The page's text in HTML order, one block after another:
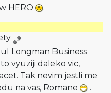
HERO
.
Longman Business
vyuziji daleko vic,
Tak nevim jestli me
na vas, Romane
.